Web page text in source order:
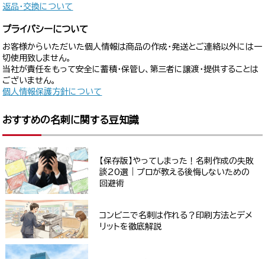
返品・交換について
プライバシーについて
お客様からいただいた個人情報は商品の作成・発送とご連絡以外には一
切使用致しません。
当社が責任をもって安全に蓄積・保管し、第三者に譲渡・提供することは
ございません。
個人情報保護方針について
おすすめの名刺に関する豆知識
【保存版】やってしまった！名刺作成の失敗
談20選｜プロが教える後悔しないための
回避術
コンビニで名刺は作れる？印刷方法とデメ
リットを徹底解説